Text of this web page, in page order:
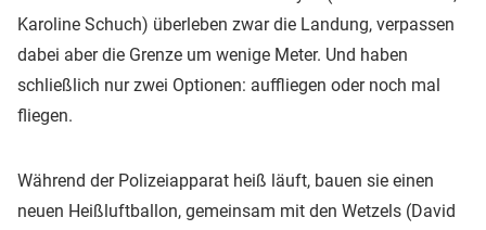
Karoline Schuch) überleben zwar die Landung, verpassen
dabei aber die Grenze um wenige Meter. Und haben
schließlich nur zwei Optionen: auffliegen oder noch mal
fliegen.
Während der Polizeiapparat heiß läuft, bauen sie einen
neuen Heißluftballon, gemeinsam mit den Wetzels (David